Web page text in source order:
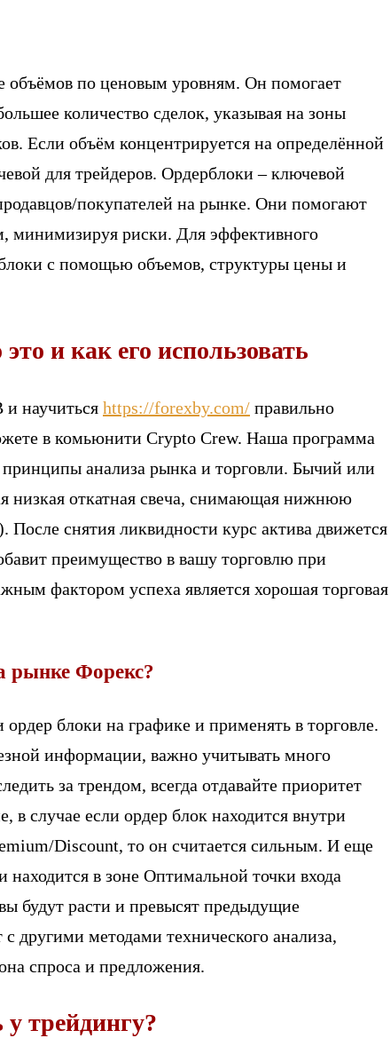
объёмов по ценовым уровням. Он помогает
количество сделок, указывая на зоны
Если объём концентрируется на определённой
для трейдеров. Ордерблоки – ключевой
покупателей на рынке. Они помогают
минимизируя риски. Для эффективного
с помощью объемов, структуры цены и
и как его использовать
и научиться https://forexby.com/ правильно
в комьюнити Crypto Crew. Наша программа
анализа рынка и торговли. Бычий или
низкая откатная свеча, снимающая нижнюю
После снятия ликвидности курс актива движется
преимущество в вашу торговлю при
фактором успеха является хорошая торговая
рынке Форекс?
блоки на графике и применять в торговле.
информации, важно учитывать много
за трендом, всегда отдавайте приоритет
случае если ордер блок находится внутри
Discount, то он считается сильным. И еще
находится в зоне Оптимальной точки входа
будут расти и превысят предыдущие
другими методами технического анализа,
спроса и предложения.
трейдингу?